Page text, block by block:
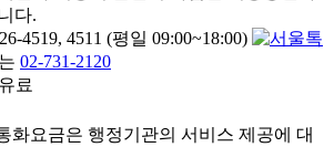
다.
4519, 4511 (평일 09:00~18:00)
02-731-2120
료
화요금은 행정기관의 서비스 제공에 대